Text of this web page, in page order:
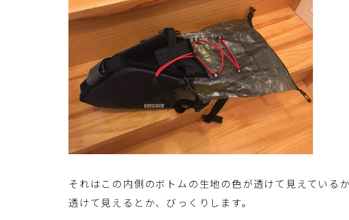
それはこの内側のボトムの生地の色が透けて見えている
透けて見えるとか、びっくりします。